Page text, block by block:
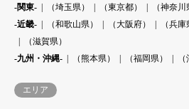
-関東-
（埼玉県） （東京都）
（神奈川
-近畿-
（和歌山県） （大阪府） （兵庫
（滋賀県）
-九州・沖縄-
（熊本県） （福岡県）
エリア